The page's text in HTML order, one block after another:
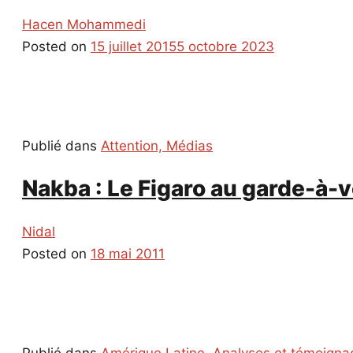
Hacen Mohammedi
Posted on 15 juillet 20155 octobre 2023
Publié dans Attention, Médias
Nakba : Le Figaro au garde-à-
Nidal
Posted on 18 mai 2011